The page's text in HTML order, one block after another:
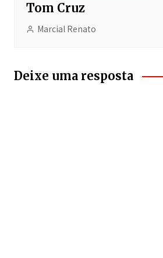
Tom Cruz
Marcial Renato
Deixe uma resposta